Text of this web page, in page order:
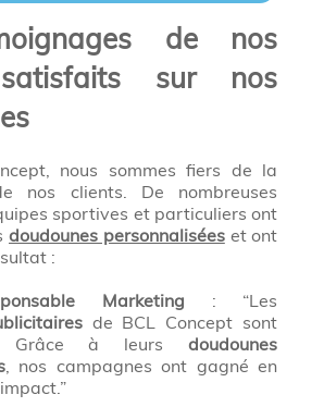
de nos
sur nos
nous sommes fiers de la
nos clients. De nombreuses
sportives et particuliers ont
doudounes personnaliséeset ont
:
Marketing : “Les
de BCL Concept sont
Grâce à leursdoudounes
, nos campagnes ont gagné en